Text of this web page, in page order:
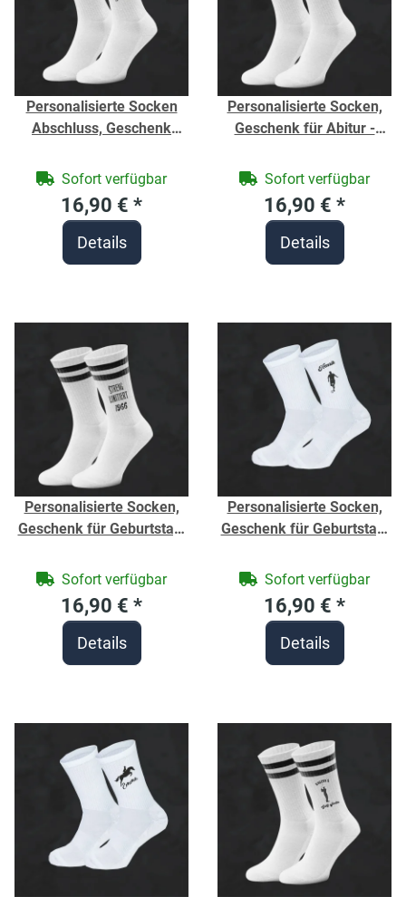
Personalisierte Socken
Abschluss, Geschenk
Weiße Sport Socken -
Baumwolle - Unisex
Sofort verfügbar
16,90 € *
Details
Personalisierte Socken,
Geschenk für Abitur -
Weiße Sport Socken -
Baumwolle - Unisex
Sofort verfügbar
16,90 € *
Details
Personalisierte Socken,
Geschenk für Geburtstag,
Socken -
Baumwolle - Unisex
Sofort verfügbar
16,90 € *
Details
Personalisierte Socken,
Geschenk für Geburtstag,
Schulkind Socken -
Größe 32-36 - Unisex
Sofort verfügbar
16,90 € *
Details